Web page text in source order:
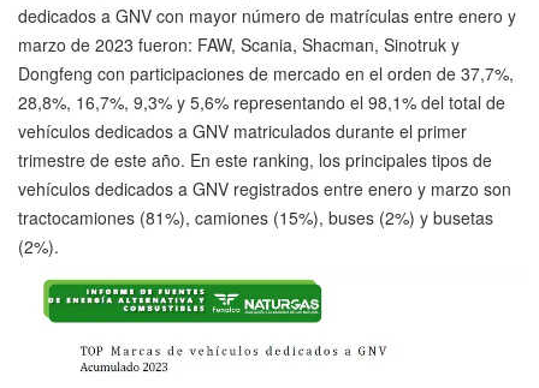
dedicados a GNV con mayor número de matrículas entre enero y
marzo de 2023 fueron: FAW, Scania, Shacman, Sinotruk y
Dongfeng con participaciones de mercado en el orden de 37,7%,
28,8%, 16,7%, 9,3% y 5,6% representando el 98,1% del total de
vehículos dedicados a GNV matriculados durante el primer
trimestre de este año. En este ranking, los principales tipos de
vehículos dedicados a GNV registrados entre enero y marzo son
tractocamiones (81%), camiones (15%), buses (2%) y busetas
(2%).